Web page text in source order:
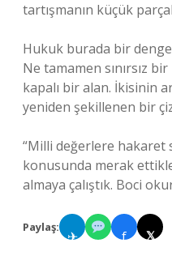
tartışmanın küçük
Hukuk burada bir denge
Ne tamamen sınırsız
kapalı bir alan. İkisinin
yeniden şekillenen bir
“Milli değerlere hakaret
konusunda merak
almaya çalıştık. Boci
Paylaş:
✈ f 𝕏